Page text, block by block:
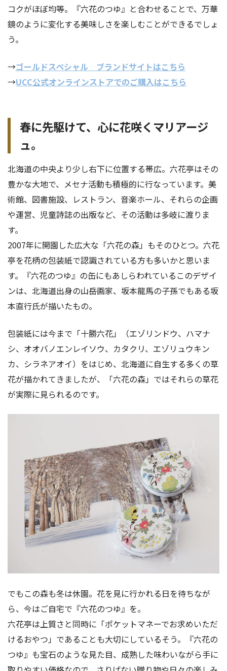
コクがほぼ均等。『六花のつゆ』と合わせることで、万華
鏡のように変化する美味しさを楽しむことができるでしょ
う。
→ゴールドスペシャル ブランドサイトはこちら
→UCC公式オンラインストアでのご購入はこちら
春に先駆けて、心に花咲くマリアージ
ュ。
北海道の中央より少し右下に位置する帯広。六花亭はその
豊かな大地で、メセナ活動も積極的に行なっています。美
術館、図書施設、レストラン、音楽ホール、それらの企画
や運営、児童詩誌の出版など、その活動は多岐に渡りま
す。
2007年に開園した広大な「六花の森」もそのひとつ。六花
亭を花柄の包装紙で認識されている方も多いかと思いま
す。『六花のつゆ』の缶にもあしらわれているこのデザイ
ンは、北海道出身の山岳画家、坂本龍馬の子孫でもある坂
本直行氏が描いたもの。
包装紙には今まで「十勝六花」（エゾリンドウ、ハマナ
シ、オオバノエンレイソウ、カタクリ、エゾリュウキン
カ、シラネアオイ）をはじめ、北海道に自生する多くの草
花が描かれてきましたが、「六花の森」ではそれらの草花
が実際に見られるのです。
でもこの森も冬は休園。花を見に行かれる日を待ちなが
ら、今はご自宅で『六花のつゆ』を。
六花亭は上質さと同時に「ポケットマネーでお求めいただ
けるおやつ」であることも大切にしているそう。『六花の
つゆ』も宝石のような見た目、成熟した味わいながら手に